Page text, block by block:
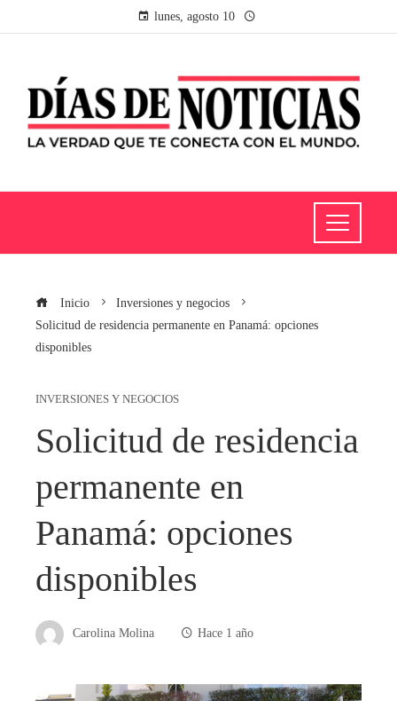
lunes, agosto 10
Inicio
Inversiones y negocios
Solicitud de residencia permanente en Panamá: opciones
disponibles
INVERSIONES Y NEGOCIOS
Solicitud de residencia
permanente en
Panamá: opciones
disponibles
Carolina Molina Hace 1 año